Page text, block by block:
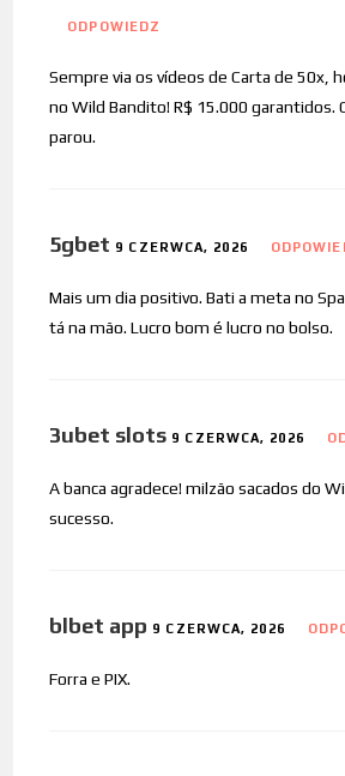
ODPOWIEDZ
Sempre via os vídeos de Carta de 50x,
no Wild Bandito! R$ 15.000 garantidos.
parou.
5gbet 9 CZERWCA, 2026
Mais um dia positivo. Bati a meta no
tá na mão. Lucro bom é lucro no bolso.
3ubet slots 9 CZERWCA, 2026
A banca agradece! milzão sacados do
sucesso.
blbet app 9 CZERWCA, 2026
Forra e PIX.